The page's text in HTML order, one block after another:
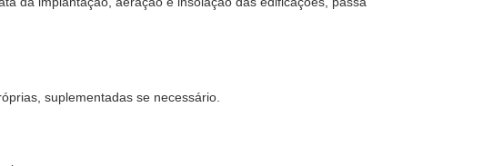
suplementadas se necessário.